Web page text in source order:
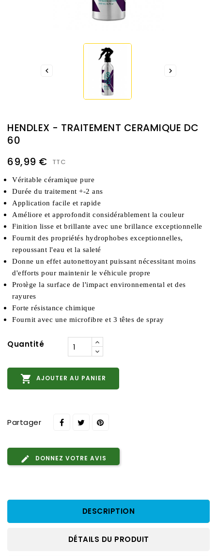
 
HENDLEX - TRAITEMENT CERAMIQUE DC
60
69,99 €
TTC
Véritable céramique pure
Durée du traitement +-2 ans
Application facile et rapide
Améliore et approfondit considérablement la couleur
Finition lisse et brillante avec une brillance exceptionnelle
Fournit des propriétés hydrophobes exceptionnelles,
repoussant l'eau et la saleté
Donne un effet autonettoyant puissant nécessitant moins
d'efforts pour maintenir le véhicule propre
Protège la surface de l'impact environnemental et des
rayures
Forte résistance chimique
Fournit avec une microfibre et 3 têtes de spray
Quantité
 AJOUTER AU PANIER
Partager
DONNEZ VOTRE AVIS
DESCRIPTION
DÉTAILS DU PRODUIT